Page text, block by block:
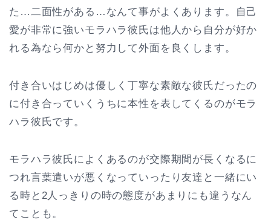
た…二面性がある…なんて事がよくあります。自己
愛が非常に強いモラハラ彼氏は他人から自分が好か
れる為なら何かと努力して外面を良くします。
付き合いはじめは優しく丁寧な素敵な彼氏だったの
に付き合っていくうちに本性を表してくるのがモラ
ハラ彼氏です。
モラハラ彼氏によくあるのが交際期間が長くなるに
つれ言葉遣いが悪くなっていったり友達と一緒にい
る時と2人っきりの時の態度があまりにも違うなん
てことも。